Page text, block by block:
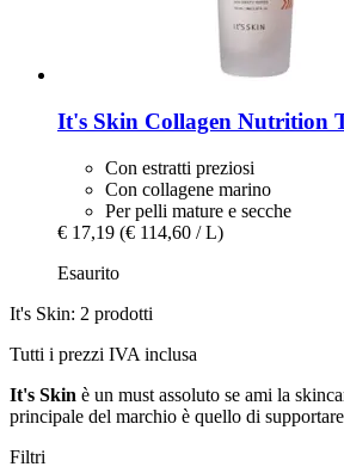
It's Skin Collagen Nutrition
Con estratti preziosi
Con collagene marino
Per pelli mature e secche
€ 17,19 (€ 114,60 / L)
Esaurito
It's Skin: 2 prodotti
Tutti i prezzi IVA inclusa
It's Skin è un must assoluto se ami la
principale del marchio è quello di
Filtri